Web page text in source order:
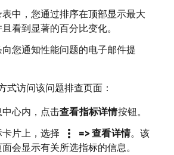
中，您通过排序在顶部显示最大
看到显著的百分比变化。
您通知性能问题的电子邮件提
式访问该问题排查页面：
心内，点击查看指标详情按钮。
片上，选择
more_vert => 查看详情。该
会显示有关所选指标的信息。